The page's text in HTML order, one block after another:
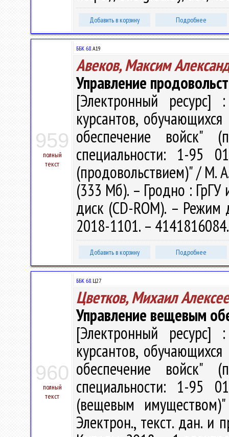
Добавить в корзину Подробнее
959
полный
текст
ББК 68.А19
Авеков, Максим
Управление
[Электронный ресурс]
курсантов,
обеспечение войск"
специальности: 1-95
(продовольствием)" / М.
(333 Мб). – Гродно : ГрГУ
диск (CD-ROM). –
2018-1101. –
Добавить в корзину Подробнее
960
полный
текст
ББК 68.Ц27
Цветков, Михаил
Управление вещевым
[Электронный ресурс]
курсантов,
обеспечение войск"
специальности: 1-95
(вещевым
Электрон., текст. дан. и